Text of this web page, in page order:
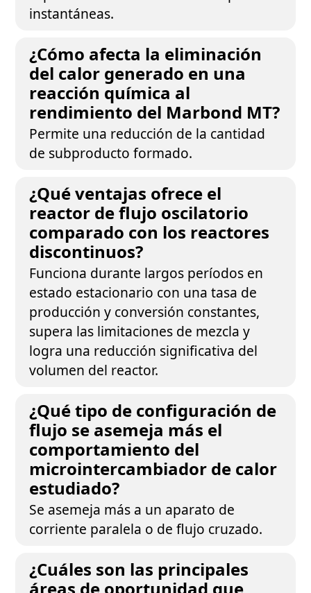
instantáneas.
¿Cómo afecta la eliminación
del calor generado en una
reacción química al
rendimiento del Marbond MT?
Permite una reducción de la cantidad
de subproducto formado.
¿Qué ventajas ofrece el
reactor de flujo oscilatorio
comparado con los reactores
discontinuos?
Funciona durante largos períodos en
estado estacionario con una tasa de
producción y conversión constantes,
supera las limitaciones de mezcla y
logra una reducción significativa del
volumen del reactor.
¿Qué tipo de configuración de
flujo se asemeja más el
comportamiento del
microintercambiador de calor
estudiado?
Se asemeja más a un aparato de
corriente paralela o de flujo cruzado.
¿Cuáles son las principales